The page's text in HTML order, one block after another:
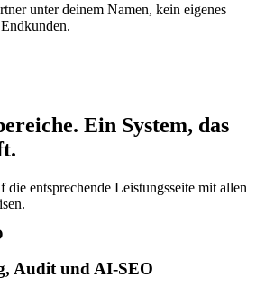
unter deinem Namen, kein eigenes
Ein System, das
die entsprechende Leistungsseite mit allen
Audit und AI-SEO